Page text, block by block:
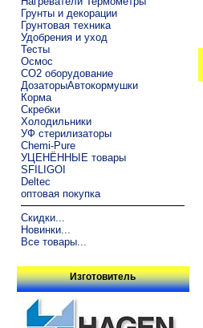
Грунты и декорации
Грунтовая техника
Удобрения и уход
Тесты
Осмос
CO2 оборудование
ДозаторыАвтокормушки
Корма
Скребки
Холодильники
УФ стерилизаторы
Chemi-Pure
УЦЕНЁННЫЕ товары
SFILIGOI
Deltec
оптовая покупка
Скидки...
Новинки...
Все товары...
Изготовитель